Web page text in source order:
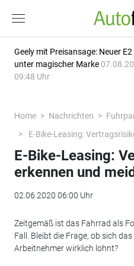
Geely mit Preisansage: Neuer
unter magischer Marke
09:48 Uhr
Home Nachrichten
E-Bike-Leasing:
E-Bike-Leasing:
erkennen und
02.06.2020 06:00 Uhr
Zeitgemäß ist das Fahrrad als
Fall. Bleibt die Frage, ob sich
Arbeitnehmer wirklich lohnt?